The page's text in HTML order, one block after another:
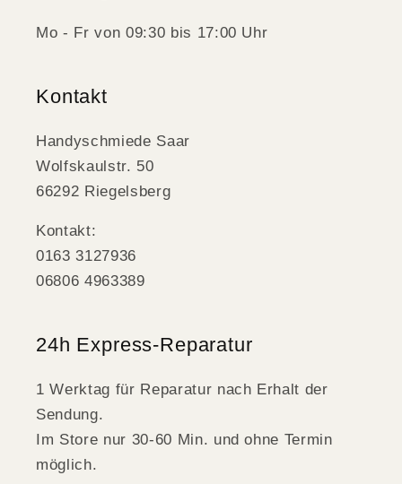
Mo - Fr von 09:30 bis 17:00 Uhr
Kontakt
Handyschmiede Saar
Wolfskaulstr. 50
66292 Riegelsberg
Kontakt:
0163 3127936
06806 4963389
24h Express-Reparatur
1 Werktag für Reparatur nach Erhalt der
Sendung.
Im Store nur 30-60 Min. und ohne Termin
möglich.